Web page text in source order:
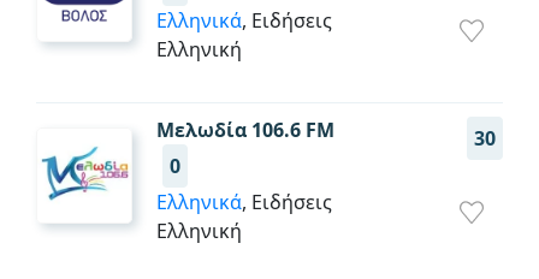
Ελληνικά, Ειδήσεις
Ελληνική
Μελωδία 106.6 FM
30
0
Ελληνικά, Ειδήσεις
Ελληνική